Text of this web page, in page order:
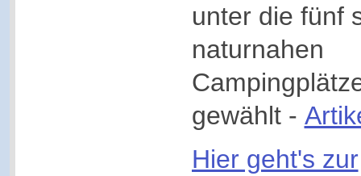
unter die fünf
naturnahen
gewählt -
Hier geht's zur